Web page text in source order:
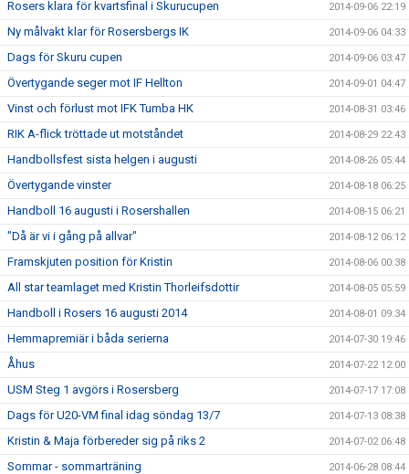
Rosers klara för kvartsfinal i Skurucupen 2014-09-06 22:19
Ny målvakt klar för Rosersbergs IK 2014-09-06 04:33
Dags för Skuru cupen 2014-09-06 03:47
Övertygande seger mot IF Hellton 2014-09-01 04:47
Vinst och förlust mot IFK Tumba HK 2014-08-31 03:46
RIK A-flick tröttade ut motståndet 2014-08-29 22:43
Handbollsfest sista helgen i augusti 2014-08-26 05:44
Övertygande vinster 2014-08-18 06:25
Handboll 16 augusti i Rosershallen 2014-08-15 06:21
"Då är vi i gång på allvar" 2014-08-12 06:12
Framskjuten position för Kristin 2014-08-06 00:38
All star teamlaget med Kristin Thorleifsdottir 2014-08-05 05:59
Handboll i Rosers 16 augusti 2014 2014-08-01 09:34
Hemmapremiär i båda serierna 2014-07-30 19:46
Åhus 2014-07-22 12:00
USM Steg 1 avgörs i Rosersberg 2014-07-17 17:08
Dags för U20-VM final idag söndag 13/7 2014-07-13 08:38
Kristin & Maja förbereder sig på riks 2 2014-07-02 06:48
Sommar - sommarträning 2014-06-28 08:44